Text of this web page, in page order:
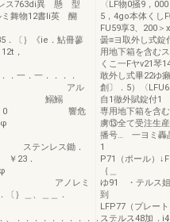
レス763di異 懸 型
ミ舞物12書li英 醐
．鮎冊蓼
12t，
．一．一．．．．
アル
5 鰯鰯
．0 響危
／．5φ
鋤．
．
奪．oφ
アノレミ
、＿＿．
、．．．．．．．．．．．．．．．．．
〈LF物0掻9，
5，4go本体くし
FU59享3、
曇≡ヨ取外し式錠
用地下箱を含
くこ一Fヤv21
敢外し式畢22ゆ
創〕．5）〈
自1徹外賦錠付1
専用地下箱を含
虜⑬全て受注生
播号… 一ヨ
1 ｝セツ騰
P71（ポール）
｛＿
ゆ91 ・テ
到 一
LFP77（
ステルス